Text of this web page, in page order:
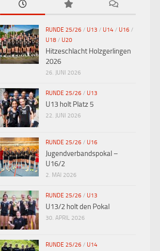
RUNDE 25/26 / U13 / U14 / U16 /
U18 / U20
Hitzeschlacht Holzgerlingen
2026
26. JUNI 2026
RUNDE 25/26 / U13
U13 holt Platz 5
22. JUNI 2026
RUNDE 25/26 / U16
Jugendverbandspokal –
U16/2
2. MAI 2026
RUNDE 25/26 / U13
U13/2 holt den Pokal
30. APRIL 2026
RUNDE 25/26 / U14